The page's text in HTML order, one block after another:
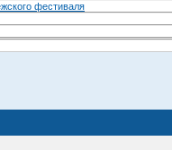
фестиваля